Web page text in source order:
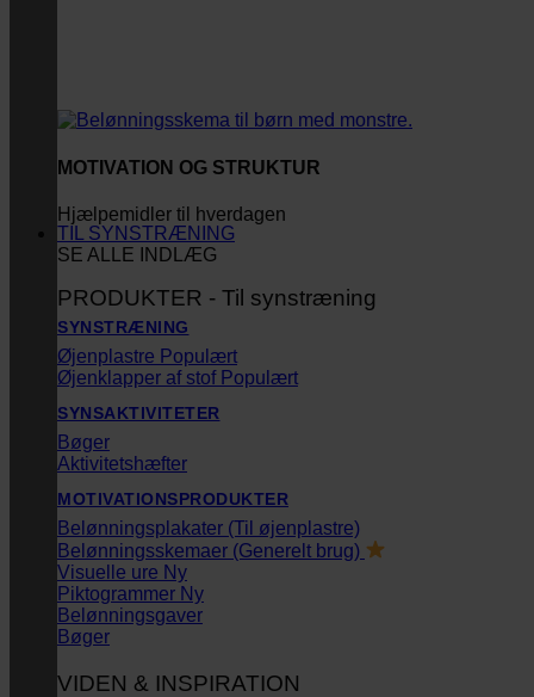
MOTIVATION OG STRUKTUR
Hjælpemidler til hverdagen
SE ALLE INDLÆG
TIL SYNSTRÆNING
PRODUKTER - Til synstræning
SYNSTRÆNING
Øjenplastre
Øjenklapper af stof
SYNSAKTIVITETER
Bøger
Aktivitetshæfter
MOTIVATIONSPRODUKTER
Belønningsplakater (Til øjenplastre)
Belønningsskemaer (Generelt brug)
Visuelle ure
Piktogrammer
Belønningsgaver
Bøger
VIDEN & INSPIRATION